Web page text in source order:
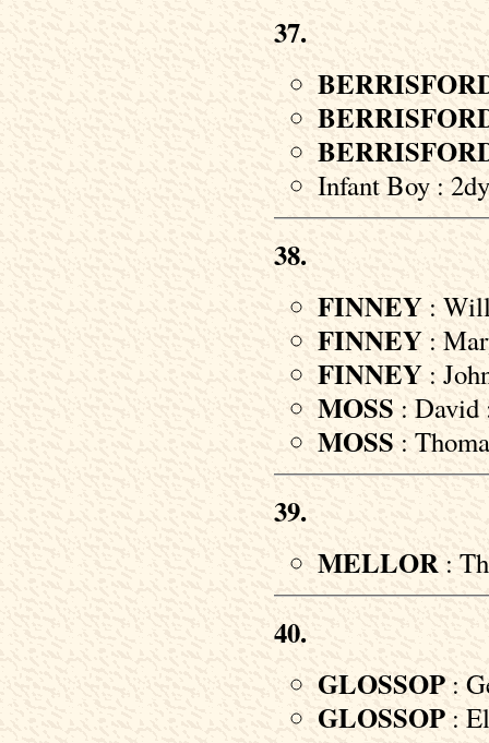
37.
Infant Boy :
38.
FINNEY :
FINNEY :
FINNEY :
MOSS : David
MOSS :
39.
MELLOR :
40.
GLOSSOP :
GLOSSOP :